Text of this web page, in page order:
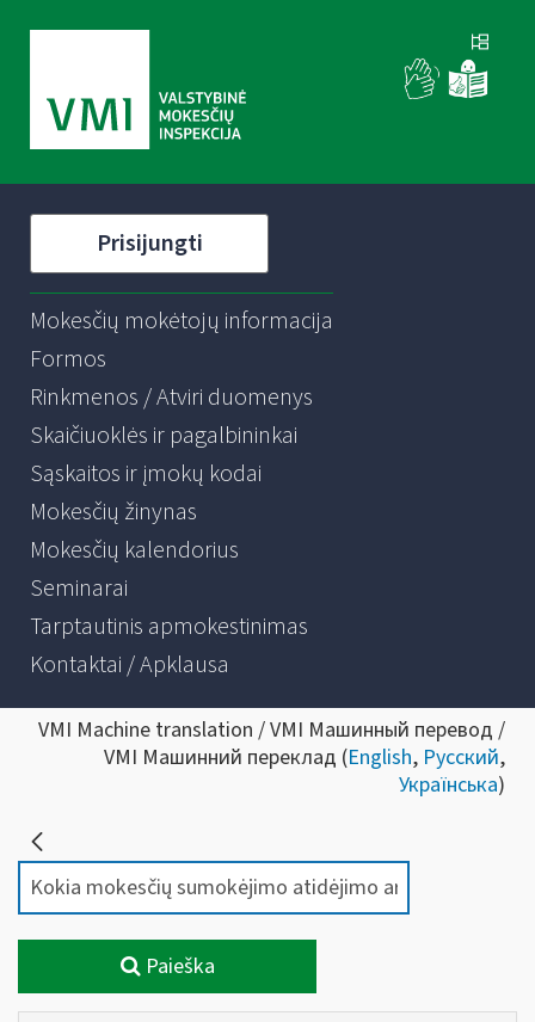
Prisijungti
Mokesčių mokėtojų informacija
Formos
Rinkmenos / Atviri duomenys
Skaičiuoklės ir pagalbininkai
Sąskaitos ir įmokų kodai
Mokesčių žinynas
Mokesčių kalendorius
Seminarai
Tarptautinis apmokestinimas
Kontaktai / Apklausa
VMI Machine translation / VMI Машинный перевод /
VMI Машинний переклад (English, Русский,
Українська)
Paieška